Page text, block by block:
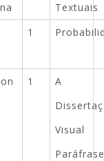
Textuais
1
1
A
Visual